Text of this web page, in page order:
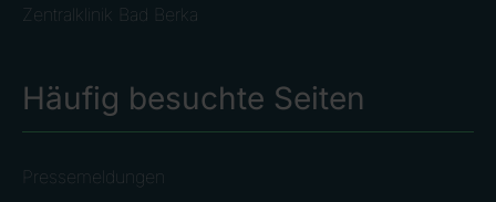
Zentralklinik Bad Berka
Häufig besuchte Seiten
Pressemeldungen